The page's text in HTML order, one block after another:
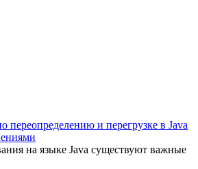
переопределению и перегрузке в Java
на языке Java существуют важные